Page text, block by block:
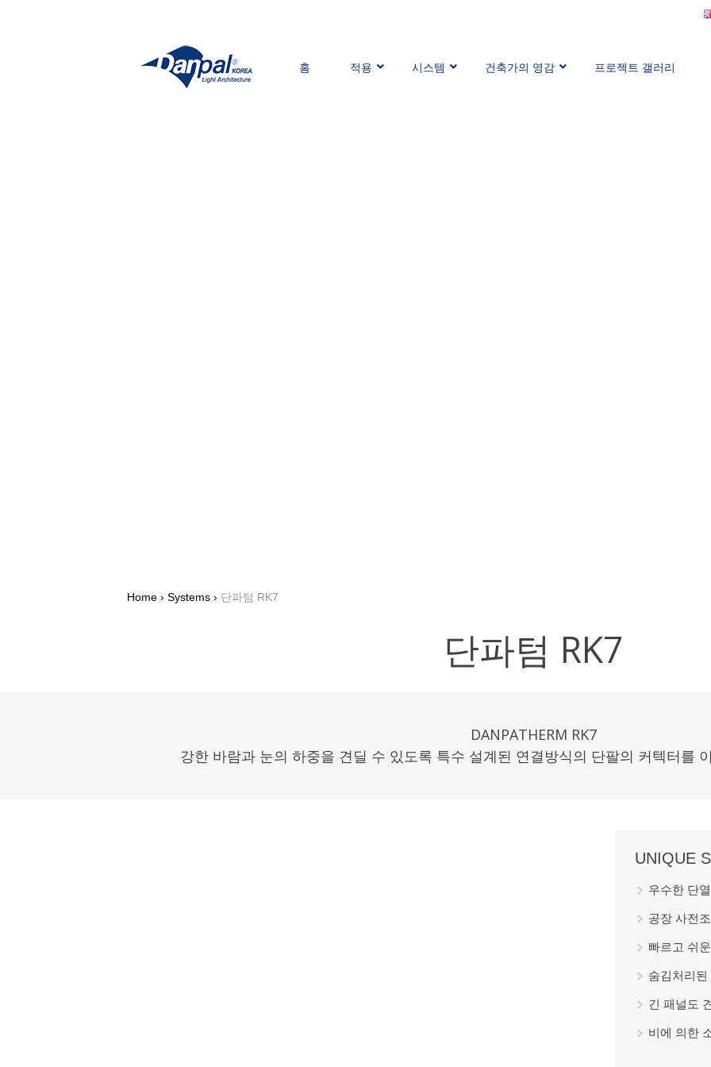
홈 적용 시스템 건축가의 영감 프로젝트 갤러리
Home › Systems › 단파텀 RK7
단파텀 RK7
DANPATHERM RK7
강한 바람과 눈의 하중을 견딜 수 있도록 특수 설계된 연결방식의 단팔의 커텍터를
UNIQUE
우수한 단
공장 사전
빠르고 쉬
숨김처리
긴 패널도
비에 의한